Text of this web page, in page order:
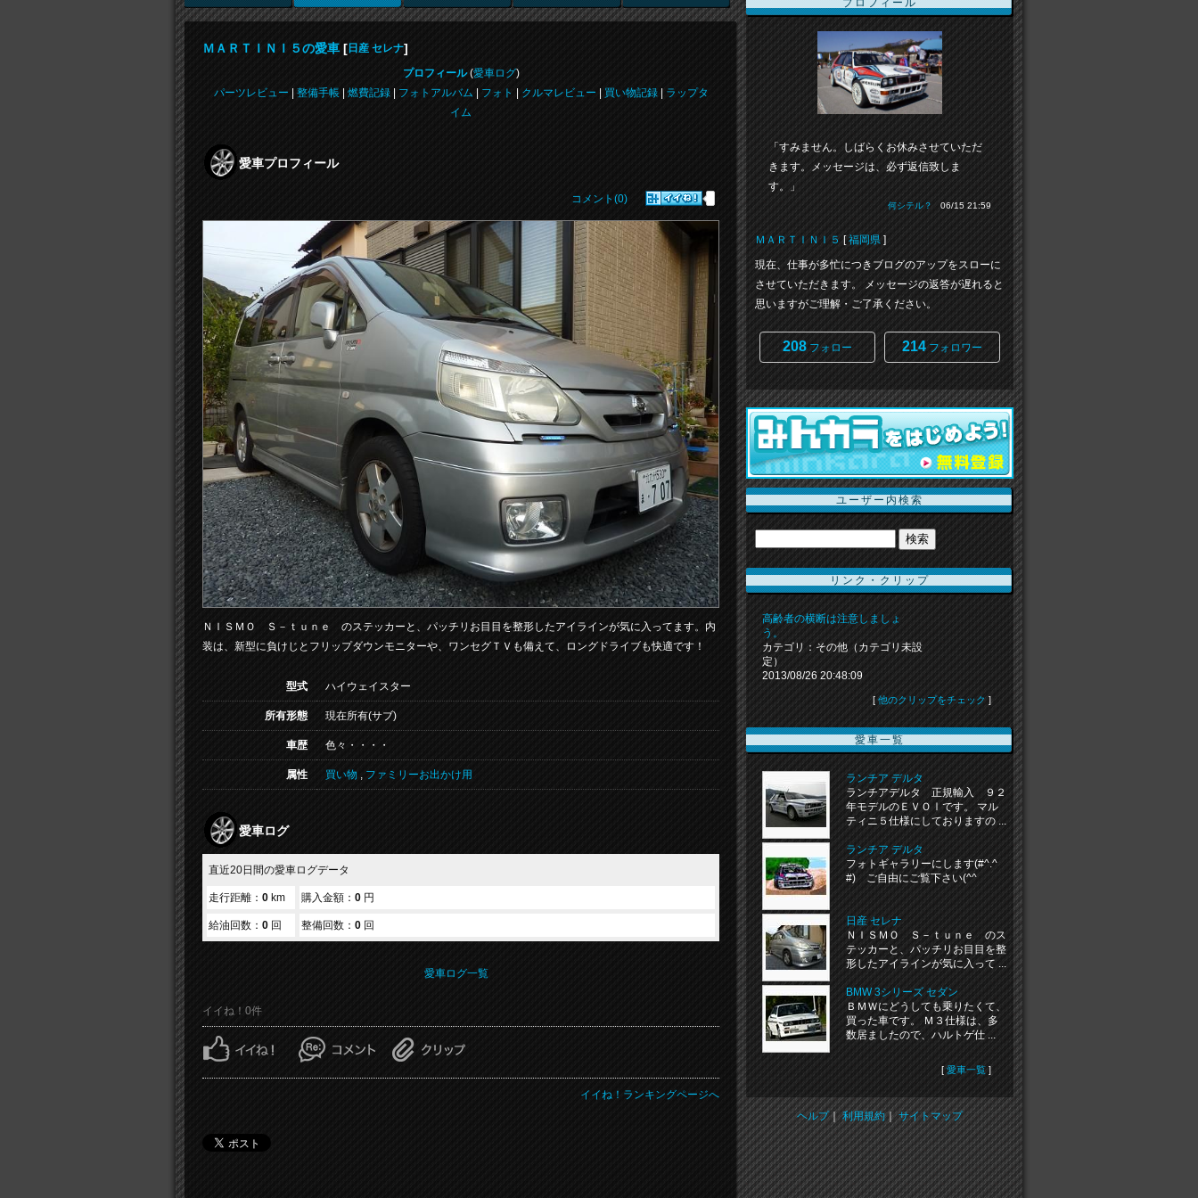
ＭＡＲＴＩＮＩ５の愛車 [ 日産 セレナ]
プロフィール(愛車ログ)
パーツレビュー
整備手帳| 燃費記録| フォトアルバム フォト クルマレビュー 買い物記録|
ラップタ
イム
愛車プロフィール
コメント(0)
ＮＩＳＭＯ Ｓ－ｔｕｎｅ のステッカーと、パッチリお目目を整形したアイラインが気に入ってます。内
装は、新型に負けじとフリップダウンモニターや、ワンセグＴＶも備えて、ロングドライブも快適です！
型式 ハイウェイスター
所有形態 現在所有(サブ)
車歴 色々・・・・
属性 買い物 , ファミリーお出かけ用
愛車ログ
直近20日間の愛車ログデータ
走行距離： 0 km 購入金額： 0 円
給油回数： 0 回 整備回数： 0 回
愛車ログ一覧
イイね！0件
イイね！ランキングページへ
プロフィール
「すみません。しばらくお休みさせていただ
きます。メッセージは、必ず返信致しま
す。」
何シテル？ 06/15 21:59
ＭＡＲＴＩＮＩ５ [福岡県 ]
現在、仕事が多忙につきブログのアップをスローに
させていただきます。 メッセージの返答が遅れると
思いますがご理解・ご了承ください。
208 フォロー 214フォロワー
ユーザー内検索
リンク・クリップ
高齢者の横断は注意しましょ
う。
カテゴリ：その他（カテゴリ未設
定）
2013/08/26 20:48:09
[ 他のクリップをチェック ]
愛車一覧
ランチア デルタ
ランチアデルタ 正規輸入 ９２
年モデルのＥＶＯⅠです。 マル
ティニ５仕様にしておりますの ...
ランチア デルタ
フォトギャラリーにします(#^.^
#) ご自由にご覧下さい(^^ゞ
日産 セレナ
ＮＩＳＭＯ Ｓ－ｔｕｎｅ のス
テッカーと、パッチリお目目を整
形したアイラインが気に入って ...
BMW 3シリーズ セダン
ＢＭＷにどうしても乗りたくて、
買った車です。 Ｍ３仕様は、多
数居ましたので、ハルトゲ仕 ...
[愛車一覧 ]
ヘルプ｜利用規約｜サイトマップ